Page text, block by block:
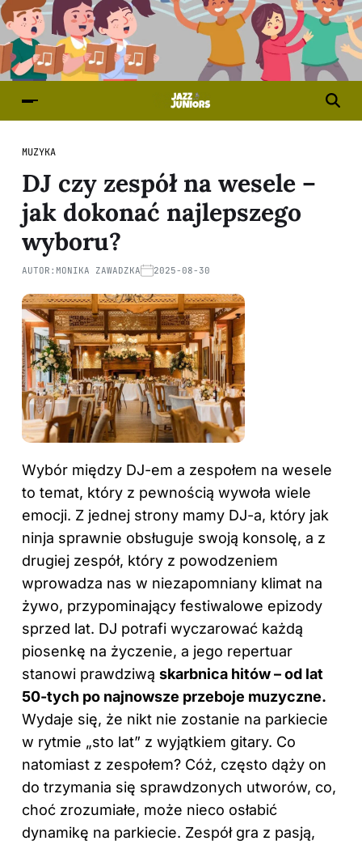
MUZYKA
DJ czy zespół na wesele –
jak dokonać najlepszego
wyboru?
AUTOR: MONIKA ZAWADZKA 2025-08-30
Wybór między DJ-em a zespołem na wesele
to temat, który z pewnością wywoła wiele
emocji. Z jednej strony mamy DJ-a, który jak
ninja sprawnie obsługuje swoją konsolę, a z
drugiej zespół, który z powodzeniem
wprowadza nas w niezapomniany klimat na
żywo, przypominający festiwalowe epizody
sprzed lat. DJ potrafi wyczarować każdą
piosenkę na życzenie, a jego repertuar
stanowi prawdziwą skarbnica hitów – od lat
50-tych po najnowsze przeboje muzyczne.
Wydaje się, że nikt nie zostanie na parkiecie
w rytmie „sto lat” z wyjątkiem gitary. Co
natomiast z zespołem? Cóż, często dąży on
do trzymania się sprawdzonych utworów, co,
choć zrozumiałe, może nieco osłabić
dynamikę na parkiecie. Zespół gra z pasją,